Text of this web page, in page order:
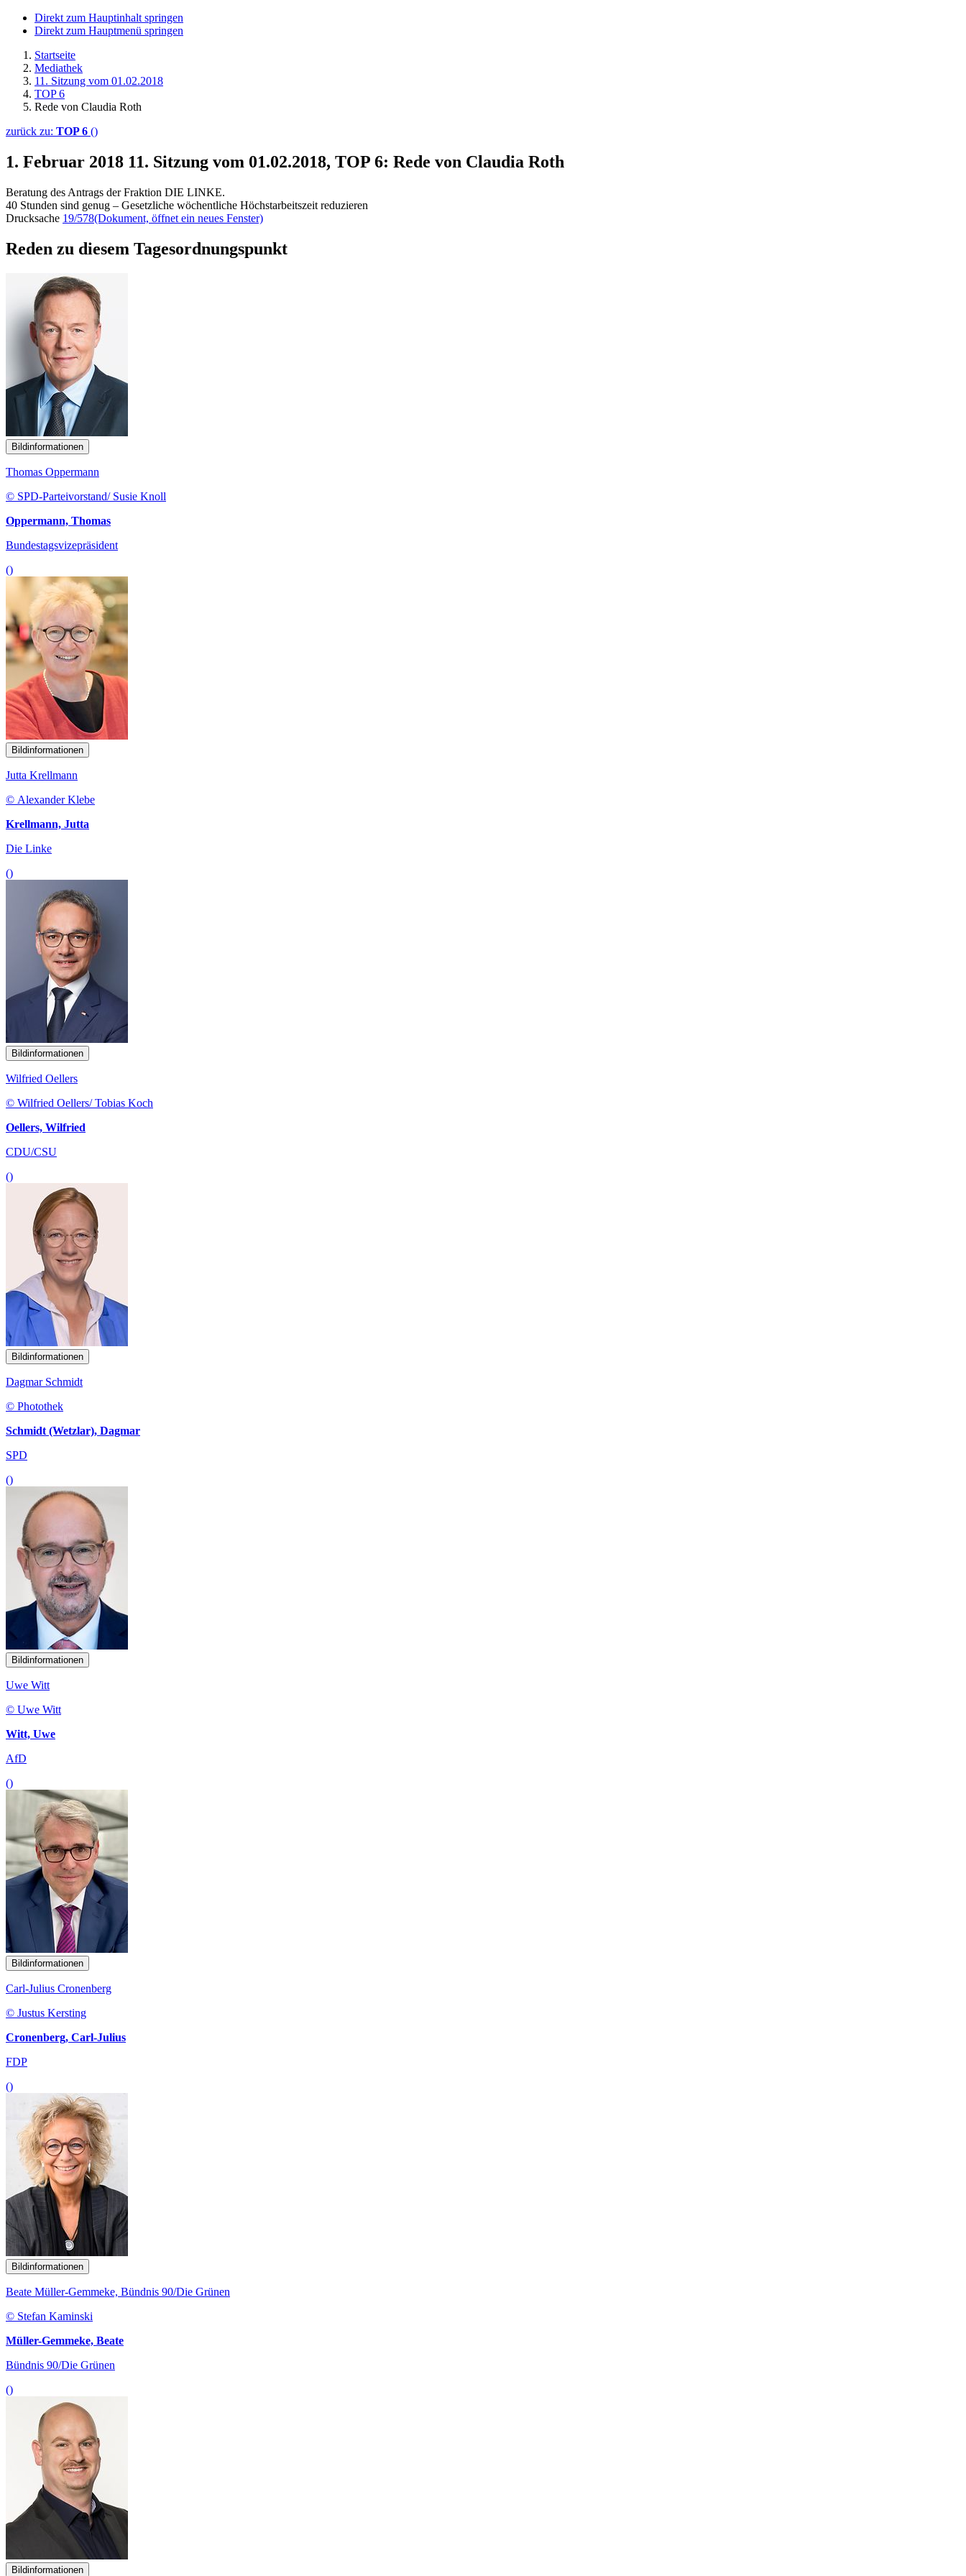
Direkt zum Hauptinhalt springen
Direkt zum Hauptmenü springen
Startseite
Mediathek
11. Sitzung vom 01.02.2018
TOP 6
Rede von Claudia Roth
zurück zu: TOP 6 ()
1. Februar 2018 11. Sitzung vom 01.02.2018, TOP 6: Rede von Claudia Roth
Beratung des Antrags der Fraktion DIE LINKE.
40 Stunden sind genug – Gesetzliche wöchentliche Höchstarbeitszeit reduzieren
Drucksache 19/578(Dokument, öffnet ein neues Fenster)
Reden zu diesem Tagesordnungspunkt
Bildinformationen
Thomas Oppermann
© SPD-Parteivorstand/ Susie Knoll
Oppermann, Thomas
Bundestagsvizepräsident
()
Bildinformationen
Jutta Krellmann
© Alexander Klebe
Krellmann, Jutta
Die Linke
()
Bildinformationen
Wilfried Oellers
© Wilfried Oellers/ Tobias Koch
Oellers, Wilfried
CDU/CSU
()
Bildinformationen
Dagmar Schmidt
© Photothek
Schmidt (Wetzlar), Dagmar
SPD
()
Bildinformationen
Uwe Witt
© Uwe Witt
Witt, Uwe
AfD
()
Bildinformationen
Carl-Julius Cronenberg
© Justus Kersting
Cronenberg, Carl-Julius
FDP
()
Bildinformationen
Beate Müller-Gemmeke, Bündnis 90/Die Grünen
© Stefan Kaminski
Müller-Gemmeke, Beate
Bündnis 90/Die Grünen
()
Bildinformationen